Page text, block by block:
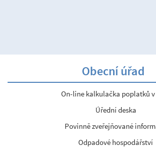
Obecní úřad
On-line kalkulačka poplatků
Úřední deska
Povinně zveřejňované
Odpadové hospodářství